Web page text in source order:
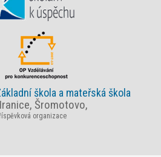
škola a mateřská škola
Šromotovo,
organizace